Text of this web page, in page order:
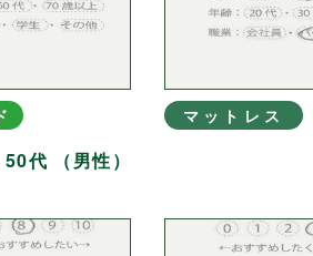
代 （男性）
マットレス